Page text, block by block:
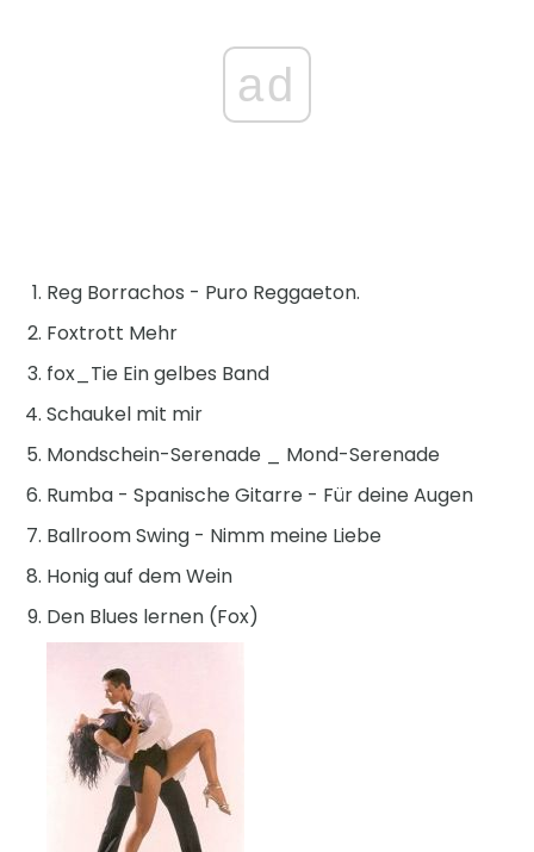
ad
Reg Borrachos - Puro Reggaeton.
Foxtrott Mehr
fox_Tie Ein gelbes Band
Schaukel mit mir
Mondschein-Serenade _ Mond-Serenade
Rumba - Spanische Gitarre - Für deine Augen
Ballroom Swing - Nimm meine Liebe
Honig auf dem Wein
Den Blues lernen (Fox)